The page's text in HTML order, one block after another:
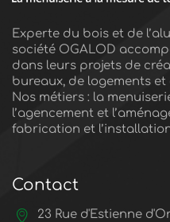
Experte du bois et de
société OGALOD
dans leurs projets de
bureaux, de logements et
Nos métiers : la
l’agencement et
fabrication et
Contact
23 Rue d'Estienne